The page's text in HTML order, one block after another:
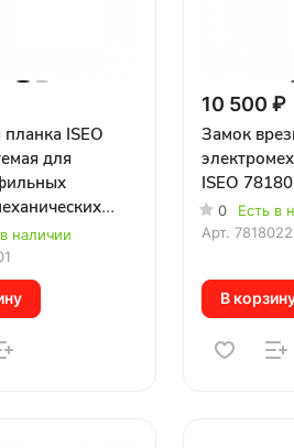
ISEO
для
наличии
10 500 ₽
Замок
ISEO
0
Есть в
Арт.
В